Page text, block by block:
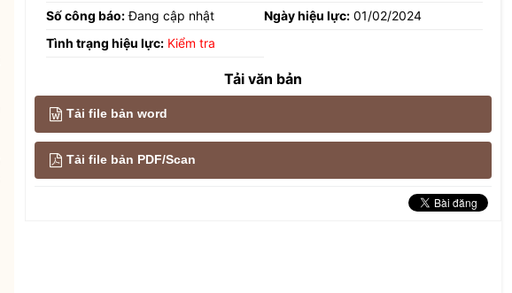
Số công báo:Đang cập nhật Ngày hiệu lực: 01/02/2024
Tình trạng hiệu lực: Kiểm tra
Tải văn bản
Tải file bản word
Tải file bản PDF/Scan